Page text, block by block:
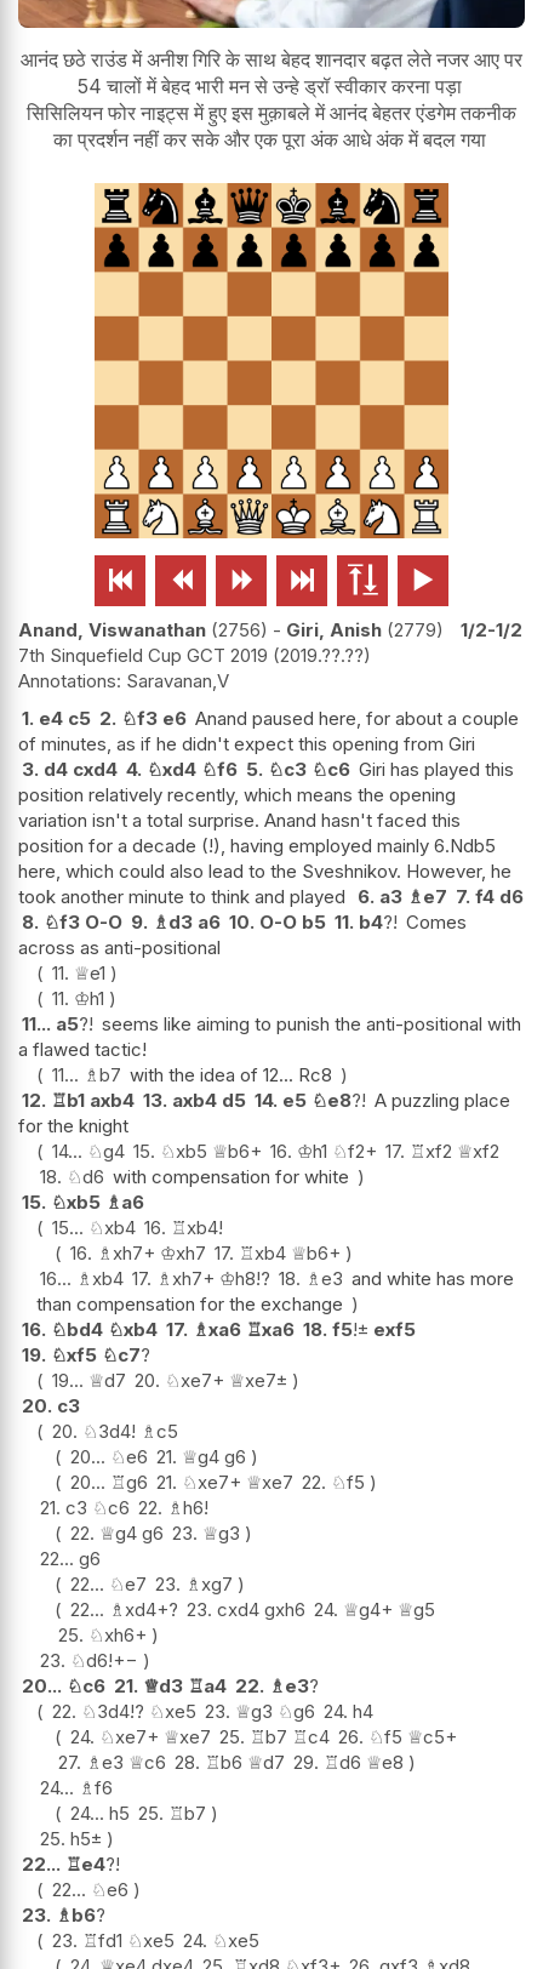
आनंद छठे राउंड में अनीश गिरि के साथ बेहद शानदार बढ़त लेते नजर आए पर
54 चालों में बेहद भारी मन से उन्हे ड्रॉ स्वीकार करना पड़ा
सिसिलियन फोर नाइट्स में हुए इस मुक़ाबले में आनंद बेहतर एंडगेम तकनीक
का प्रदर्शन नहीं कर सके और एक पूरा अंक आधे अंक में बदल गया
     
Anand, Viswanathan 2756 - Giri, Anish 2779
1/2-1/2
7th Sinquefield Cup GCT 2019 2019.??.??
Saravanan,V
1. e4 c5 2. ♘f3 e6 Anand paused here, for about a couple
of minutes, as if he didn't expect this opening from Giri
3. d4 cxd4 4. ♘xd4 ♘f6 5. ♘c3 ♘c6 Giri has played this
position relatively recently, which means the opening
variation isn't a total surprise. Anand hasn't faced this
position for a decade (!), having employed mainly 6.Ndb5
here, which could also lead to the Sveshnikov. However, he
took another minute to think and played
6. a3 ♗e7 7. f4 d6
8. ♘f3 O-O 9. ♗d3 a6 10. O-O b5 11. b4?! Comes
across as anti-positional
11. ♕e1
11. ♔h1
11... a5?! seems like aiming to punish the anti-positional with
a flawed tactic!
11... ♗b7 with the idea of 12... Rc8
12. ♖b1 axb4 13. axb4 d5 14. e5 ♘e8?! A puzzling place
for the knight
14... ♘g4 15. ♘xb5 ♕b6+ 16. ♔h1 ♘f2+ 17. ♖xf2 ♕xf2
18. ♘d6 with compensation for white
15. ♘xb5 ♗a6
15... ♘xb4 16. ♖xb4!
16. ♗xh7+ ♔xh7 17. ♖xb4 ♕b6+
16... ♗xb4 17. ♗xh7+ ♔h8!? 18. ♗e3 and white has more
than compensation for the exchange
16. ♘bd4 ♘xb4 17. ♗xa6 ♖xa6 18. f5!± exf5
19. ♘xf5 ♘c7?
19... ♕d7 20. ♘xe7+ ♕xe7±
20. c3
20. ♘3d4! ♗c5
20... ♘e6 21. ♕g4 g6
20... ♖g6 21. ♘xe7+ ♕xe7 22. ♘f5
21. c3 ♘c6 22. ♗h6!
22. ♕g4 g6 23. ♕g3
22... g6
22... ♘e7 23. ♗xg7
22... ♗xd4+? 23. cxd4 gxh6 24. ♕g4+ ♕g5
25. ♘xh6+
23. ♘d6!+−
20... ♘c6 21. ♕d3 ♖a4 22. ♗e3?
22. ♘3d4!? ♘xe5 23. ♕g3 ♘g6 24. h4
24. ♘xe7+ ♕xe7 25. ♖b7 ♖c4 26. ♘f5 ♕c5+
27. ♗e3 ♕c6 28. ♖b6 ♕d7 29. ♖d6 ♕e8
24... ♗f6
24... h5 25. ♖b7
25. h5±
22... ♖e4?!
22... ♘e6
23. ♗b6?
23. ♖fd1 ♘xe5 24. ♘xe5